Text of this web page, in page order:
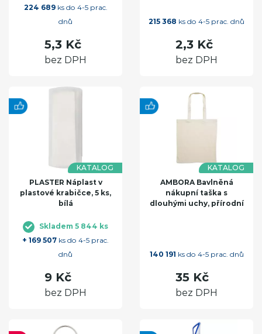
224 689ks do 4-5 prac.
dnů
5,3 Kč
bez DPH
215 368 ks do 4-5 prac. dnů
2,3 Kč
bez DPH
KATALOG
PLASTER Náplast v
plastové krabičce, 5 ks,
bílá
Skladem 5 844 ks
+ 169 507 ks do 4-5 prac.
dnů
9 Kč
bez DPH
KATALOG
AMBORA Bavlněná
nákupní taška s
dlouhými uchy, přírodní
140 191 ks do 4-5 prac. dnů
35 Kč
bez DPH